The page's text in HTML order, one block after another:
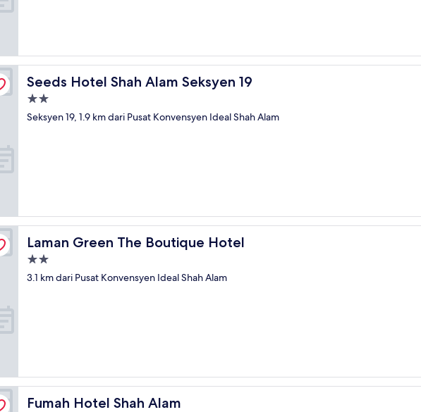
Seeds Hotel Shah Alam Seksyen 19
Seeds Hotel Shah Alam Seksyen 19
Hartanah
2.0
Seksyen 19, 1.9 km dari Pusat Konvensyen Ideal Shah Alam
Laman Green The Boutique Hotel
Laman Green The Boutique Hotel
Hartanah
2.0
3.1 km dari Pusat Konvensyen Ideal Shah Alam
Fumah Hotel Shah Alam
Fumah Hotel Shah Alam